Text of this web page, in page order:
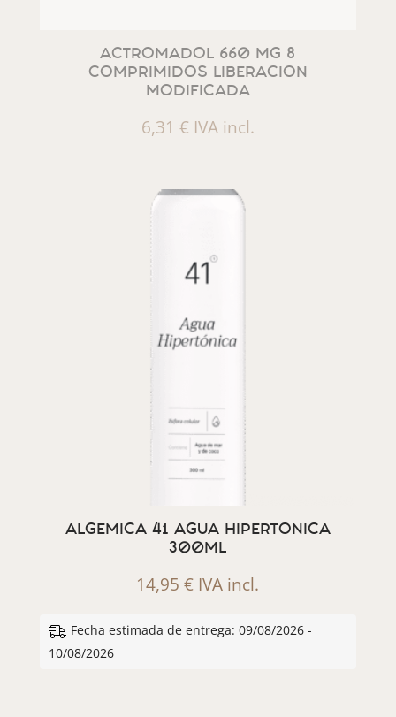
ACTROMADOL 660 MG 8
COMPRIMIDOS LIBERACION
MODIFICADA
6,31 € IVA incl.
ALGEMICA 41 AGUA HIPERTONICA
300ML
14,95€ IVA incl.
Fecha estimada de entrega: 09/08/2026 -
10/08/2026